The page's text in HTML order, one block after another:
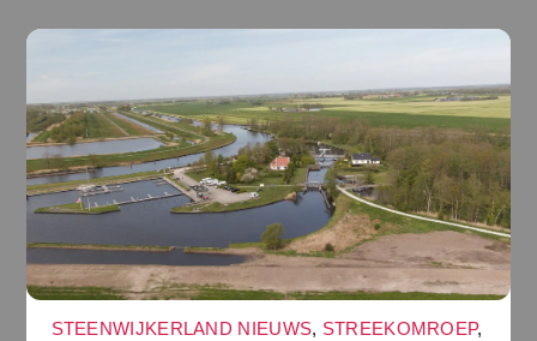
STEENWIJKERLAND NIEUWS, STREEKOMROEP,